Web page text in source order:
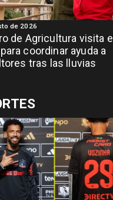
de Agricultura visita el
coordinar ayuda a
tras las lluvias
de 2026